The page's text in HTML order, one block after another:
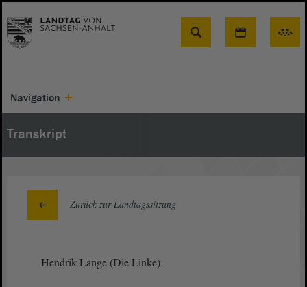
Suche
Navigation
Transkript
Zurück zur Landtagssitzung
Hendrik Lange (Die Linke):